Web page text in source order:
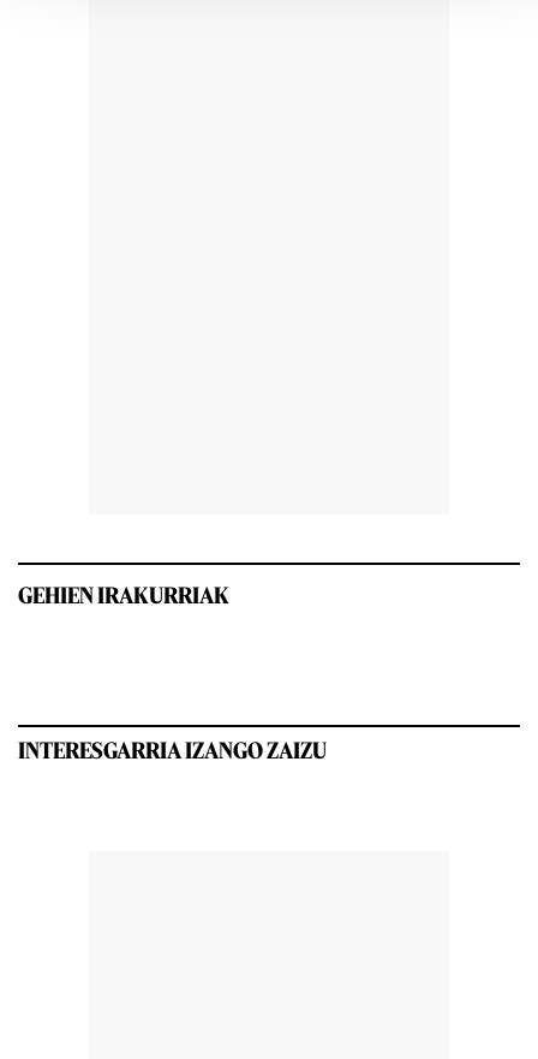
GEHIEN IRAKURRIAK
INTERESGARRIA IZANGO ZAIZU